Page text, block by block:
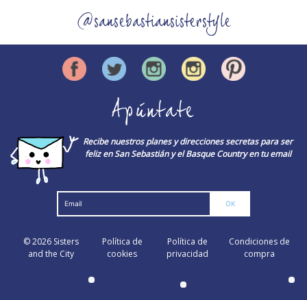
@sansebastiansisterstyle
Apúntate
Recibe nuestros planes y direcciones secretas para ser
feliz en San Sebastián y el Basque Country en tu email
© 2026 Sisters
and the City
Política de
cookies
Política de
privacidad
Condiciones de
compra